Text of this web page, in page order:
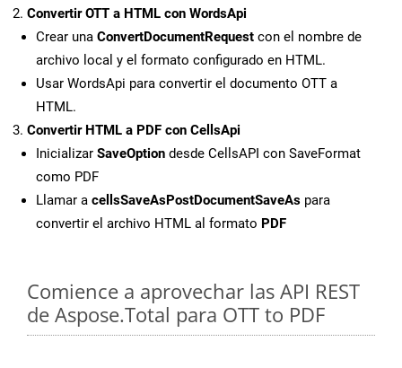
Convertir OTT a HTML con WordsApi
Crear una ConvertDocumentRequest con el nombre de
archivo local y el formato configurado en HTML.
Usar WordsApi para convertir el documento OTT a
HTML.
Convertir HTML a PDF con CellsApi
Inicializar SaveOption desde CellsAPI con SaveFormat
como PDF
Llamar a cellsSaveAsPostDocumentSaveAs para
convertir el archivo HTML al formato PDF
Comience a aprovechar las API REST
de Aspose.Total para OTT to PDF